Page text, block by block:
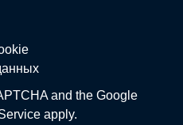
and the Google
apply.